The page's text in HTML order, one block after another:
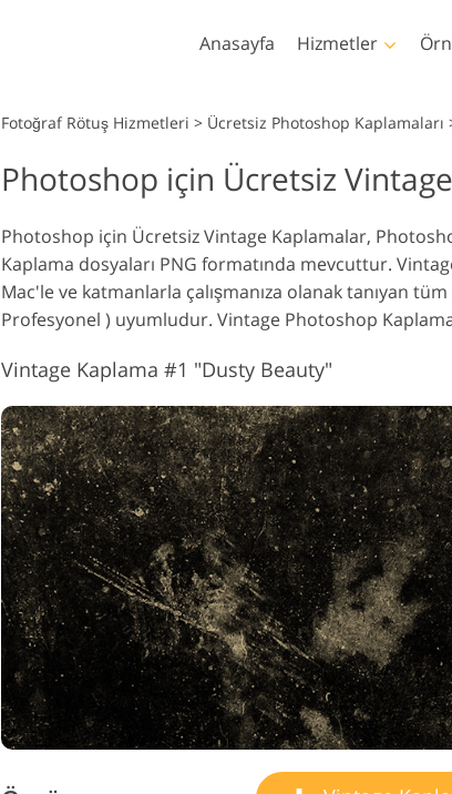
Anasayfa Hizmetler
Hizmetleri
Düğün Fotoğraf Düzenleme
Giysiler için Yapay Zeka
Tarafından Oluşturulan
Ürün Rötuş Hizmetleri Mücevher Rötuş
Lightroom
Lightroom Ön Ayarları
Koleksiyonları
En İyi Anlaşma Ön
Ayarları
Mobil Koleksiyon
Photoshop
Photoshop Eylemleri
Photoshop Kaplamaları
Photoshop Dokuları
Ps Actions Tüm
Koleksiyonlar
Ps Bindirmeleri Tüm
Koleksiyonlar
Fotoğraf Rötuş Hizmetleri > Ücretsiz Photoshop Kaplamaları
Photoshop için Ücretsiz
Photoshop için Ücretsiz Vintage Kaplamalar,
Kaplama dosyaları PNG formatında mevcuttur.
Mac'le ve katmanlarla çalışmanıza olanak tanıyan
Profesyonel ) uyumludur. Vintage Photoshop
Vintage Kaplama #1 "Dusty Beauty"